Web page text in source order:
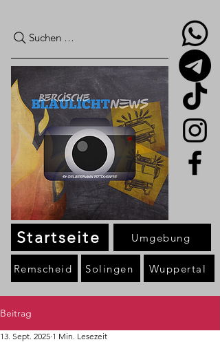
Suchen …
Startseite
Remscheid Solingen Wuppertal
Umgebung
Beitrag
13. Sept. 2025 1 Min. Lesezeit